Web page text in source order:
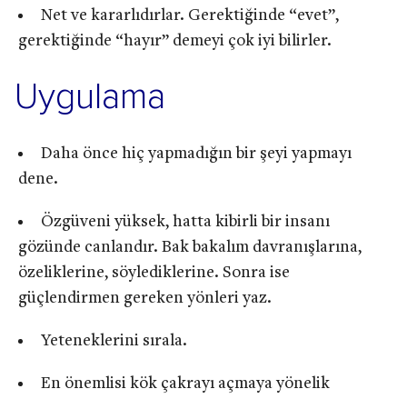
Net ve kararlıdırlar. Gerektiğinde “evet”,
gerektiğinde “hayır” demeyi çok iyi bilirler.
Uygulama
Daha önce hiç yapmadığın bir şeyi yapmayı
dene.
Özgüveni yüksek, hatta kibirli bir insanı
gözünde canlandır. Bak bakalım davranışlarına,
özeliklerine, söylediklerine. Sonra ise
güçlendirmen gereken yönleri yaz.
Yeteneklerini sırala.
En önemlisi kök çakrayı açmaya yönelik